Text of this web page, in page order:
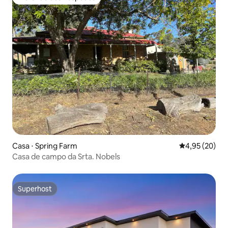
Casa ⋅ Spring Farm 4,95 de uma
4,95 (20)
Casa de campo da Srta. Nobels
Superhost
Superhost